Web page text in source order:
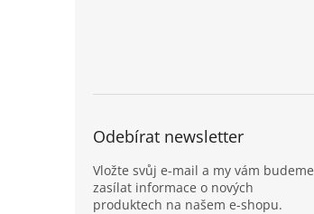
Odebírat newsletter
Vložte svůj e-mail a my vám budeme
zasílat informace o nových
produktech na našem e-shopu.